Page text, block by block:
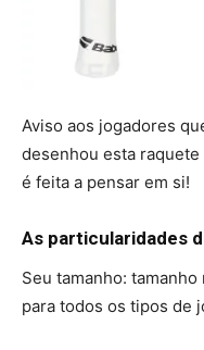
Aviso aos jogadores
desenhou esta
é feita a pensar em si!
As particularidades
Seu tamanho:
para todos os tipos de